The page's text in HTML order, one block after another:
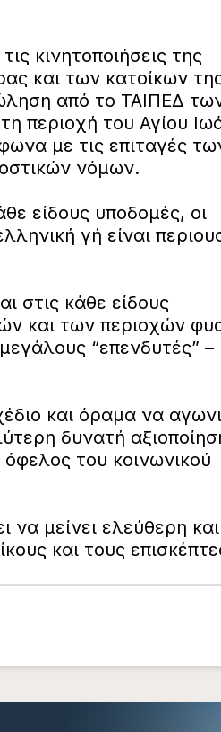
κινητοποιήσεις της
και των κατοίκων
από το ΤΑΙΠΕΔ
περιοχή του Αγίου
με τις επιταγές
νόμων.
είδους υποδομές, οι
γή είναι
στις κάθε είδους
και των περιοχών
“επενδυτές” –
και όραμα να
δυνατή
του κοινωνικού
να μείνει ελεύθερη και
και τους